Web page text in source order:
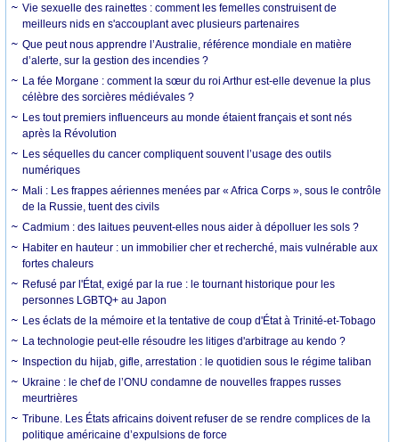
Vie sexuelle des rainettes : comment les femelles construisent de
meilleurs nids en s'accouplant avec plusieurs partenaires
Que peut nous apprendre l’Australie, référence mondiale en matière
d’alerte, sur la gestion des incendies ?
La fée Morgane : comment la sœur du roi Arthur est-elle devenue la plus
célèbre des sorcières médiévales ?
Les tout premiers influenceurs au monde étaient français et sont nés
après la Révolution
Les séquelles du cancer compliquent souvent l’usage des outils
numériques
Mali : Les frappes aériennes menées par « Africa Corps », sous le contrôle
de la Russie, tuent des civils
Cadmium : des laitues peuvent-elles nous aider à dépolluer les sols ?
Habiter en hauteur : un immobilier cher et recherché, mais vulnérable aux
fortes chaleurs
Refusé par l'État, exigé par la rue : le tournant historique pour les
personnes LGBTQ+ au Japon
Les éclats de la mémoire et la tentative de coup d'État à Trinité-et-Tobago
La technologie peut-elle résoudre les litiges d'arbitrage au kendo ?
Inspection du hijab, gifle, arrestation : le quotidien sous le régime taliban
Ukraine : le chef de l’ONU condamne de nouvelles frappes russes
meurtrières
Tribune. Les États africains doivent refuser de se rendre complices de la
politique américaine d’expulsions de force